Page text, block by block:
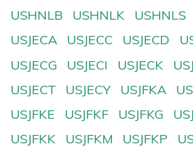
USHNLB
USHNLK USHNLS
USJECA
USJECC USJECD
USJECG
USJECI USJECK
USJECT
USJECY USJFKA
USJFKE
USJFKF USJFKG
USJFKK
USJFKM USJFKP